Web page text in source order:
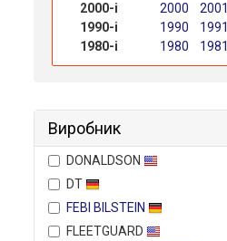
2000-і
2000 2001
1990-і
1990 1991
1980-і
1980 1981
Виробник
DONALDSON
DT
FEBI BILSTEIN
FLEETGUARD